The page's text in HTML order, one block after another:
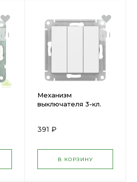
Механизм
выключателя 3-кл.
ATLAS бел.
1240138 )
391 ₽
В КОРЗИНУ